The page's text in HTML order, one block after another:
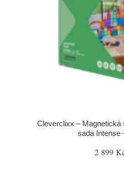
Cleverclixx – Magnetická
sada Intense
2 899